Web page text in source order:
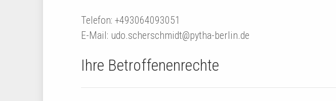
Telefon: +493064093051
E-Mail: udo.scherschmidt@pytha-berlin.de
Ihre Betroffenenrechte